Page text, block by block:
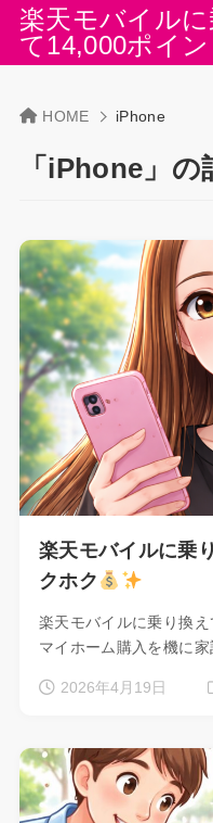
楽天モバイルに
て14,000ポイン
HOME iPhone
「iPhone」の
楽天モバイルに乗
クホク
楽天モバイルに乗り換
マイホーム購入を機に
2026年4月19日